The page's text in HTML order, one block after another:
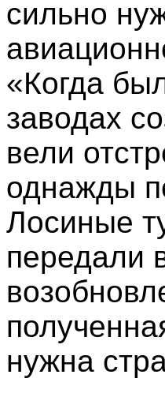
сильно
«Когда
заводах
вели
однажды
Лосиные
передали
нужна